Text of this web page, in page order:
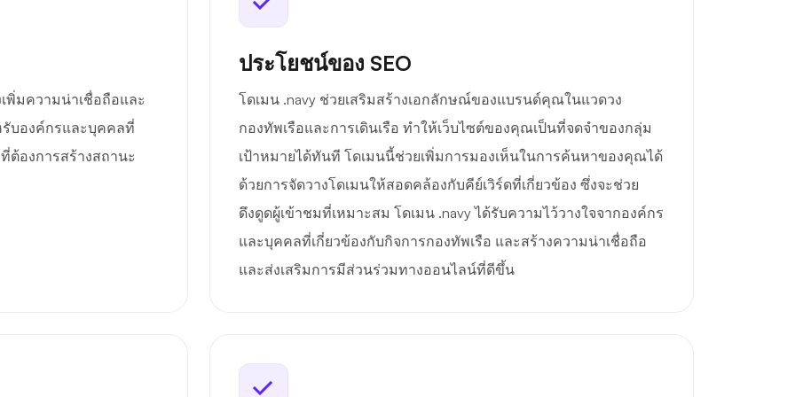
พิ่มความน่าเชื่อถือและ
รับองค์กรและบุคคลที่
ต้องการสร้างสถานะ
ประโยชน์ของ SEO
โดเมน .navy ช่วยเสริมสร้างเอกลักษณ์ของแบรนด์คุณในแวดวง
กองทัพเรือและการเดินเรือ ทำให้เว็บไซต์ของคุณเป็นที่จดจำของกลุ่ม
เป้าหมายได้ทันที โดเมนนี้ช่วยเพิ่มการมองเห็นในการค้นหาของคุณได้
ด้วยการจัดวางโดเมนให้สอดคล้องกับคีย์เวิร์ดที่เกี่ยวข้อง ซึ่งจะช่วย
ดึงดูดผู้เข้าชมที่เหมาะสม โดเมน .navy ได้รับความไว้วางใจจากองค์กร
และบุคคลที่เกี่ยวข้องกับกิจการกองทัพเรือ และสร้างความน่าเชื่อถือ
และส่งเสริมการมีส่วนร่วมทางออนไลน์ที่ดีขึ้น